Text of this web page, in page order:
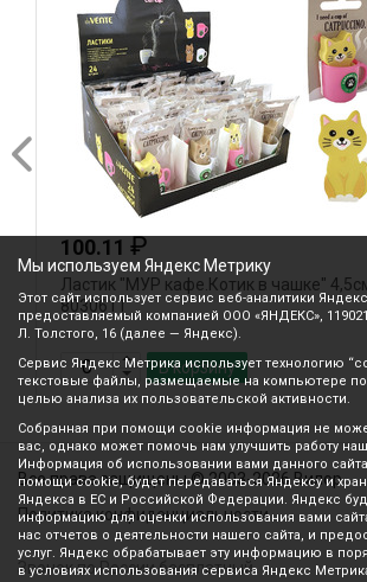
100.11 ₽
Ластик "МУР кафе.Котик в чашке"
8030611
В корзину
Все права защищены © 2003-2026 Вилор
Политика конфиденциальности
Звонок по России бесплатный
Мы используем Яндекс Метрику
Этот сайт использует сервис веб-аналитики
предоставляемый компанией ООО «ЯНДЕКС»,
Л. Толстого, 16 (далее — Яндекс).
Сервис Яндекс Метрика использует технологию
текстовые файлы, размещаемые на компьютере
целью анализа их пользовательской активности.
Собранная при помощи cookie информация не
вас, однако может помочь нам улучшить работу
Информация об использовании вами данного
помощи cookie, будет передаваться Яндексу и
Яндекса в ЕС и Российской Федерации. Яндекс
информацию для оценки использования вами
нас отчетов о деятельности нашего сайта, и
услуг. Яндекс обрабатывает эту информацию в
в условиях использования сервиса Яндекс